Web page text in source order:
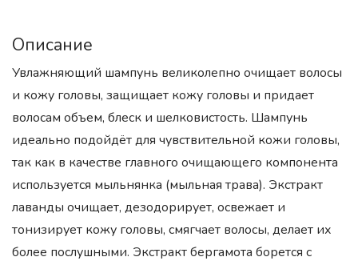
Описание
Увлажняющий шампунь великолепно очищает волосы
и кожу головы, защищает кожу головы и придает
волосам объем, блеск и шелковистость. Шампунь
идеально подойдёт для чувствительной кожи головы,
так как в качестве главного очищающего компонента
используется мыльнянка (мыльная трава). Экстракт
лаванды очищает, дезодорирует, освежает и
тонизирует кожу головы, смягчает волосы, делает их
более послушными. Экстракт бергамота борется с